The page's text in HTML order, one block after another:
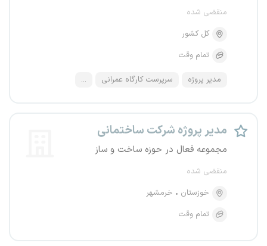
منقضی شده
کل کشور
تمام وقت
مدیر پروژه سرپرست کارگاه عمرانی ...
مدیر پروژه شرکت ساختمانی
مجموعه فعال در حوزه ساخت و ساز
منقضی شده
خوزستان
خرمشهر
تمام وقت